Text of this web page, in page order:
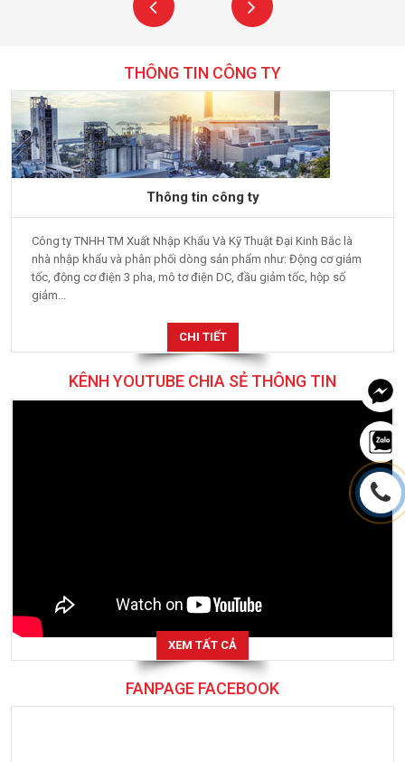
THÔNG TIN CÔNG TY
Thông tin công ty
Công ty TNHH TM Xuất Nhập Khẩu Và Kỹ Thuật Đại Kinh Bắc là
nhà nhập khẩu và phân phối dòng sản phẩm như: Động cơ giảm
tốc, động cơ điện 3 pha, mô tơ điện DC, đầu giảm tốc, hộp số
giảm...
CHI TIẾT
KÊNH YOUTUBE CHIA SẺ THÔNG TIN
XEM TẤT CẢ
FANPAGE FACEBOOK